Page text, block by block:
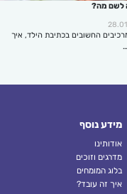
לשם מה?
החשובים בכתיבת הילד, איך
מידע נוסף
אודותינו
מדרגים וזוכים
בלוג המומחים
איך זה עובד?